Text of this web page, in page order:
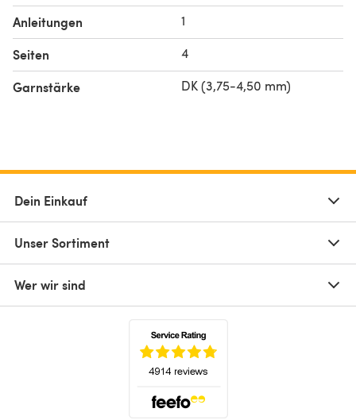
Anleitungen 1
Seiten 4
Garnstärke DK (3,75-4,50 mm)
Dein Einkauf
Unser Sortiment
Wer wir sind